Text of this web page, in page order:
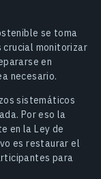
se toma
crucial monitorizar
en
necesario.
sistemáticos
Por eso la
en la Ley de
es restaurar el
para